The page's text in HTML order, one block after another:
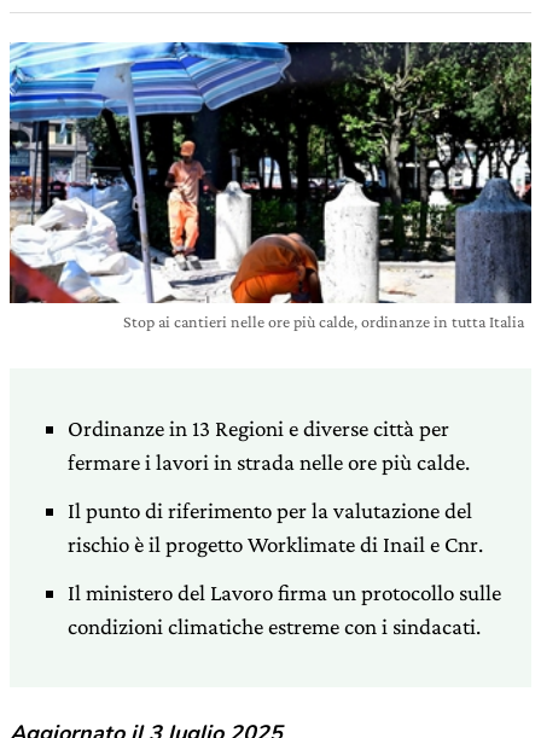
Stop ai cantieri nelle ore più calde, ordinanze in tutta Italia
Ordinanze in 13 Regioni e diverse città per
fermare i lavori in strada nelle ore più calde.
Il punto di riferimento per la valutazione del
rischio è il progetto Worklimate di Inail e Cnr.
Il ministero del Lavoro firma un protocollo sulle
condizioni climatiche estreme con i sindacati.